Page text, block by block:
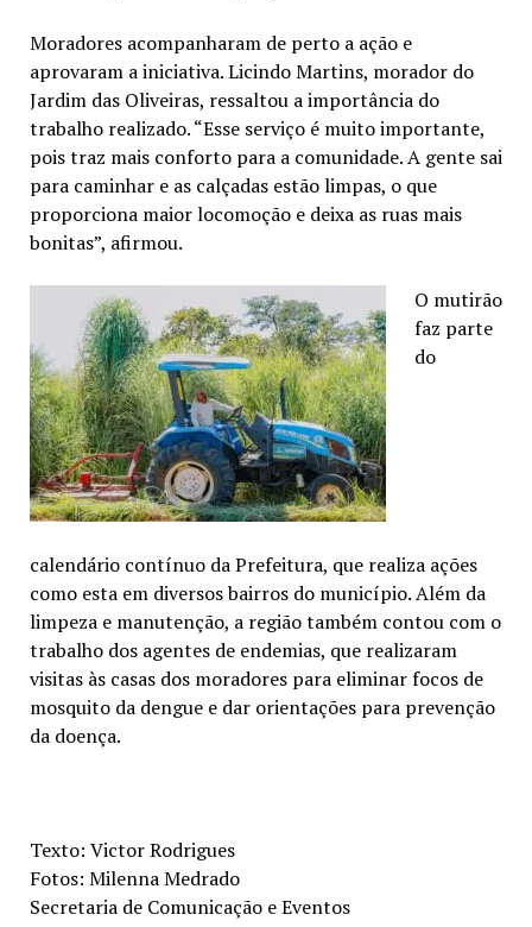
Moradores acompanharam de perto a ação e
aprovaram a iniciativa. Licindo Martins, morador do
Jardim das Oliveiras, ressaltou a importância do
trabalho realizado. “Esse serviço é muito importante,
pois traz mais conforto para a comunidade. A gente sai
para caminhar e as calçadas estão limpas, o que
proporciona maior locomoção e deixa as ruas mais
bonitas”, afirmou.
O mutirão
faz parte
do
calendário contínuo da Prefeitura, que realiza ações
como esta em diversos bairros do município. Além da
limpeza e manutenção, a região também contou com o
trabalho dos agentes de endemias, que realizaram
visitas às casas dos moradores para eliminar focos de
mosquito da dengue e dar orientações para prevenção
da doença.
Texto: Victor Rodrigues
Fotos: Milenna Medrado
Secretaria de Comunicação e Eventos